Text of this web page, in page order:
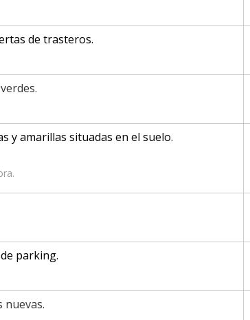
de trasteros.
y amarillas situadas en el suelo.
parking.
nuevas.